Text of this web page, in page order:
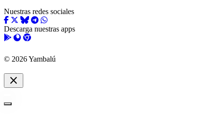
Nuestras redes sociales
Descarga nuestras apps
© 2026 Yambalú
close